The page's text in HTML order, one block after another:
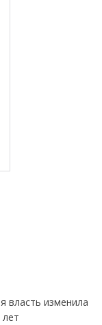
власть изменила